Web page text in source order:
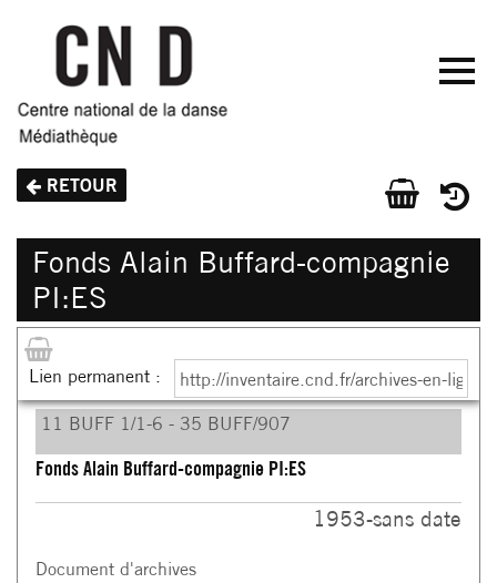
ACCUEIL
GÉNÉRAL
INVENTAIRES
D'ARCHIVES
MÉDIATHÈQUE
NUMÉRIQUE
LIENS
RETOUR
Fonds Alain Buffard-compagnie
PI:ES
Lien permanent :
11 BUFF 1/1-6 - 35 BUFF/907
Fonds Alain Buffard-compagnie PI:ES
1953-sans date
Document d'archives